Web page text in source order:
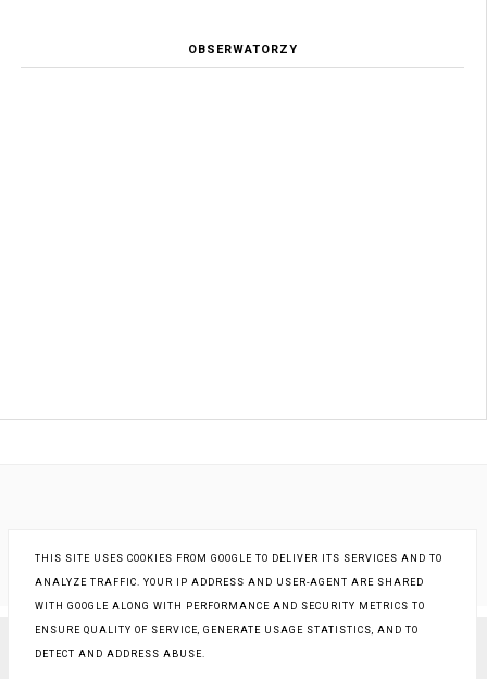
OBSERWATORZY
COPYRIGHT © KSIĄŻKI - INNA RZECZYWISTOŚĆ
THIS SITE USES COOKIES FROM GOOGLE TO DELIVER ITS SERVICES AND TO
ANALYZE TRAFFIC. YOUR IP ADDRESS AND USER-AGENT ARE SHARED
WITH GOOGLE ALONG WITH PERFORMANCE AND SECURITY METRICS TO
ENSURE QUALITY OF SERVICE, GENERATE USAGE STATISTICS, AND TO
DETECT AND ADDRESS ABUSE.